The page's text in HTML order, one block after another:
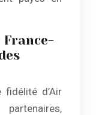
France-
fidélité d’Air